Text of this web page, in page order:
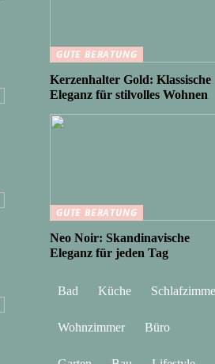
GUTE BERATUNG
Kerzenhalter Gold: Klassische
Eleganz für stilvolles Wohnen
GUTE BERATUNG
Neo Noir: Skandinavische
Eleganz für jeden Tag
Bad Küche
Wohnzimmer Büro